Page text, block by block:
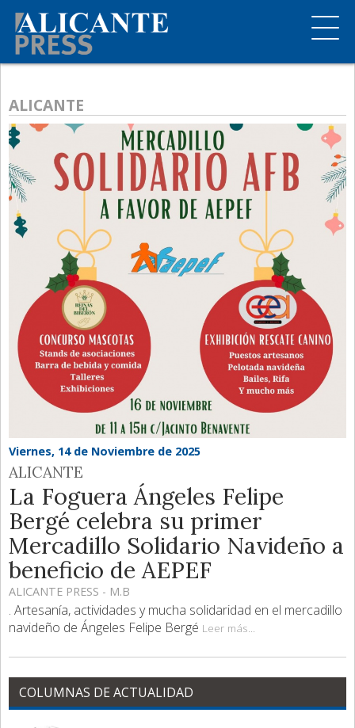
ALICANTE
Viernes, 14 de Noviembre de 2025
ALICANTE
La Foguera Ángeles Felipe
Bergé celebra su primer
Mercadillo Solidario Navideño a
beneficio de AEPEF
ALICANTE PRESS - M.B
. Artesanía, actividades y mucha solidaridad en el mercadillo
navideño de Ángeles Felipe Bergé Leer más...
COLUMNAS DE ACTUALIDAD